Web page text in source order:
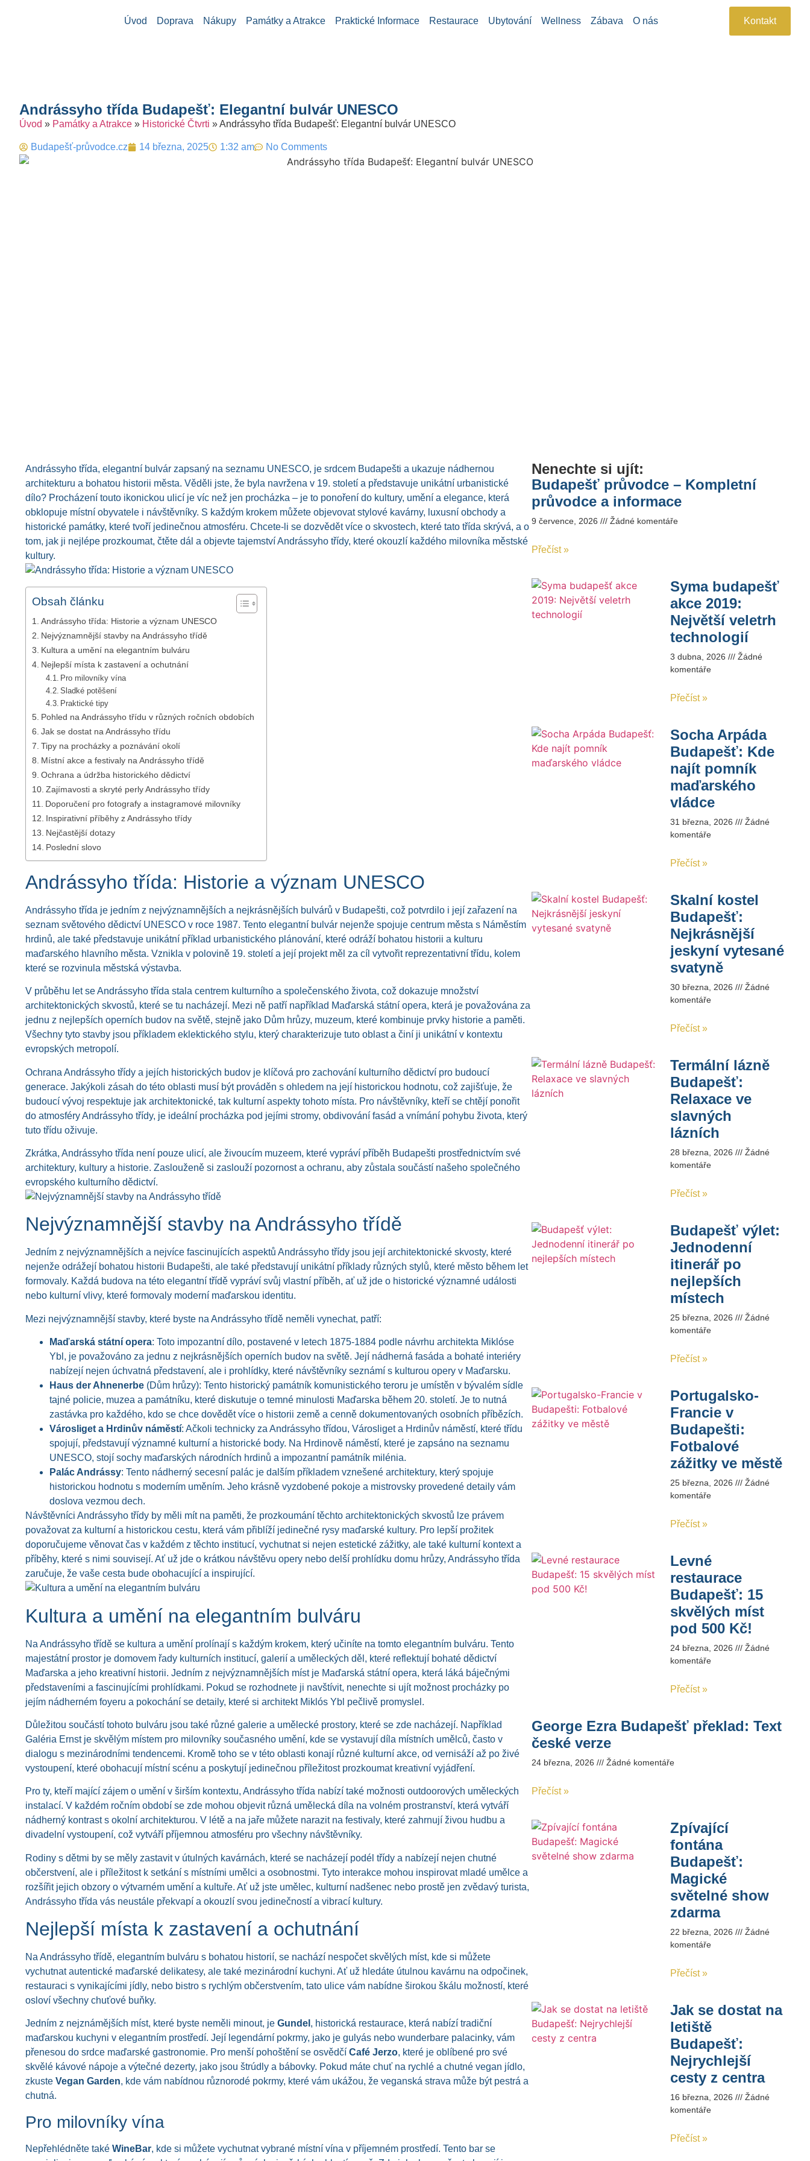
Úvod Doprava Nákupy Památky a Atrakce Praktické Informace Restaurace Ubytování Wellness Zábava O nás Kontakt
Andrássyho třída Budapešť: Elegantní bulvár UNESCO
Úvod » Památky a Atrakce » Historické Čtvrti »Andrássyho třída Budapešť: Elegantní bulvár UNESCO
Budapešť-průvodce.cz 14 března, 2025 1:32 am No Comments
Andrássyho třída, elegantní bulvár zapsaný na seznamu UNESCO, je srdcem Budapešti a ukazuje nádhernou
architekturu a bohatou historii města. Věděli jste, že byla navržena v 19. století a představuje unikátní urbanistické
dílo? Procházení touto ikonickou ulicí je víc než jen procházka – je to ponoření do kultury, umění a elegance, která
obklopuje místní obyvatele i návštěvníky. S každým krokem můžete objevovat stylové kavárny, luxusní obchody a
historické památky, které tvoří jedinečnou atmosféru. Chcete-li se dozvědět více o skvostech, které tato třída skrývá, a o
tom, jak ji nejlépe prozkoumat, čtěte dál a objevte tajemství Andrássyho třídy, které okouzlí každého milovníka městské
kultury.
Obsah článku
Andrássyho třída: Historie a význam UNESCO
Nejvýznamnější stavby na Andrássyho třídě
Kultura a umění na elegantním bulváru
Nejlepší místa k zastavení a ochutnání
Pro milovníky vína
Sladké potěšení
Praktické tipy
Pohled na Andrássyho třídu v různých ročních obdobích
Jak se dostat na Andrássyho třídu
Tipy na procházky a poznávání okolí
Místní akce a festivaly na Andrássyho třídě
Ochrana a údržba historického dědictví
Zajímavosti a skryté perly Andrássyho třídy
Doporučení pro fotografy a instagramové milovníky
Inspirativní příběhy z Andrássyho třídy
Nejčastější dotazy
Poslední slovo
Andrássyho třída: Historie a význam UNESCO
Andrássyho třída je jedním z nejvýznamnějších a nejkrásnějších bulvárů v Budapešti, což potvrdilo i její zařazení na
seznam světového dědictví UNESCO v roce 1987. Tento elegantní bulvár nejenže spojuje centrum města s Náměstím
hrdinů, ale také představuje unikátní příklad urbanistického plánování, které odráží bohatou historii a kulturu
maďarského hlavního města. Vznikla v polovině 19. století a její projekt měl za cíl vytvořit reprezentativní třídu, kolem
které se rozvinula městská výstavba.
V průběhu let se Andrássyho třída stala centrem kulturního a společenského života, což dokazuje množství
architektonických skvostů, které se tu nacházejí. Mezi ně patří například Maďarská státní opera, která je považována za
jednu z nejlepších operních budov na světě, stejně jako Dům hrůzy, muzeum, které kombinuje prvky historie a paměti.
Všechny tyto stavby jsou příkladem eklektického stylu, který charakterizuje tuto oblast a činí ji unikátní v kontextu
evropských metropolí.
Ochrana Andrássyho třídy a jejích historických budov je klíčová pro zachování kulturního dědictví pro budoucí
generace. Jakýkoli zásah do této oblasti musí být prováděn s ohledem na její historickou hodnotu, což zajišťuje, že
budoucí vývoj respektuje jak architektonické, tak kulturní aspekty tohoto místa. Pro návštěvníky, kteří se chtějí ponořit
do atmosféry Andrássyho třídy, je ideální procházka pod jejími stromy, obdivování fasád a vnímání pohybu života, který
tuto třídu oživuje.
Zkrátka, Andrássyho třída není pouze ulicí, ale živoucím muzeem, které vypráví příběh Budapešti prostřednictvím své
architektury, kultury a historie. Zaslouženě si zaslouží pozornost a ochranu, aby zůstala součástí našeho společného
evropského kulturního dědictví.
Nejvýznamnější stavby na Andrássyho třídě
Jedním z nejvýznamnějších a nejvíce fascinujících aspektů Andrássyho třídy jsou její architektonické skvosty, které
nejenže odrážejí bohatou historii Budapešti, ale také představují unikátní příklady různých stylů, které město během let
formovaly. Každá budova na této elegantní třídě vypráví svůj vlastní příběh, ať už jde o historické významné události
nebo kulturní vlivy, které formovaly moderní maďarskou identitu.
Mezi nejvýznamnější stavby, které byste na Andrássyho třídě neměli vynechat, patří:
Maďarská státní opera: Toto impozantní dílo, postavené v letech 1875-1884 podle návrhu architekta Miklóse
Ybl, je považováno za jednu z nejkrásnějších operních budov na světě. Její nádherná fasáda a bohaté interiéry
nabízejí nejen úchvatná představení, ale i prohlídky, které návštěvníky seznámí s kulturou opery v Maďarsku.
Haus der Ahnenerbe (Dům hrůzy): Tento historický památník komunistického teroru je umístěn v bývalém sídle
tajné policie, muzea a památníku, které diskutuje o temné minulosti Maďarska během 20. století. Je to nutná
zastávka pro každého, kdo se chce dovědět více o historii země a cenně dokumentovaných osobních příbězích.
Városliget a Hrdinův náměstí: Ačkoli technicky za Andrássyho třídou, Városliget a Hrdinův náměstí, které třídu
spojují, představují významné kulturní a historické body. Na Hrdinově náměstí, které je zapsáno na seznamu
UNESCO, stojí sochy maďarských národních hrdinů a impozantní památník milénia.
Palác Andrássy: Tento nádherný secesní palác je dalším příkladem vznešené architektury, který spojuje
historickou hodnotu s moderním uměním. Jeho krásně vyzdobené pokoje a mistrovsky provedené detaily vám
doslova vezmou dech.
Návštěvníci Andrássyho třídy by měli mít na paměti, že prozkoumání těchto architektonických skvostů lze právem
považovat za kulturní a historickou cestu, která vám přiblíží jedinečné rysy maďarské kultury. Pro lepší prožitek
doporučujeme věnovat čas v každém z těchto institucí, vychutnat si nejen estetické zážitky, ale také kulturní kontext a
příběhy, které s nimi souvisejí. Ať už jde o krátkou návštěvu opery nebo delší prohlídku domu hrůzy, Andrássyho třída
zaručuje, že vaše cesta bude obohacující a inspirující.
Kultura a umění na elegantním bulváru
Na Andrássyho třídě se kultura a umění prolínají s každým krokem, který učiníte na tomto elegantním bulváru. Tento
majestátní prostor je domovem řady kulturních institucí, galerií a uměleckých děl, které reflektují bohaté dědictví
Maďarska a jeho kreativní historii. Jedním z nejvýznamnějších míst je Maďarská státní opera, která láká báječnými
představeními a fascinujícími prohlídkami. Pokud se rozhodnete ji navštívit, nenechte si ujít možnost procházky po
jejím nádherném foyeru a pokochání se detaily, které si architekt Miklós Ybl pečlivě promyslel.
Důležitou součástí tohoto bulváru jsou také různé galerie a umělecké prostory, které se zde nacházejí. Například
Galéria Ernst je skvělým místem pro milovníky současného umění, kde se vystavují díla místních umělců, často v
dialogu s mezinárodními tendencemi. Kromě toho se v této oblasti konají různé kulturní akce, od vernisáží až po živé
vystoupení, které obohacují místní scénu a poskytují jedinečnou příležitost prozkoumat kreativní vyjádření.
Pro ty, kteří mající zájem o umění v širším kontextu, Andrássyho třída nabízí také možnosti outdoorových uměleckých
instalací. V každém ročním období se zde mohou objevit různá umělecká díla na volném prostranství, která vytváří
nádherný kontrast s okolní architekturou. V létě a na jaře můžete narazit na festivaly, které zahrnují živou hudbu a
divadelní vystoupení, což vytváří příjemnou atmosféru pro všechny návštěvníky.
Rodiny s dětmi by se měly zastavit v útulných kavárnách, které se nacházejí podél třídy a nabízejí nejen chutné
občerstvení, ale i příležitost k setkání s místními umělci a osobnostmi. Tyto interakce mohou inspirovat mladé umělce a
rozšířit jejich obzory o výtvarném umění a kultuře. Ať už jste umělec, kulturní nadšenec nebo prostě jen zvědavý turista,
Andrássyho třída vás neustále překvapí a okouzlí svou jedinečností a vibrací kultury.
Nejlepší místa k zastavení a ochutnání
Na Andrássyho třídě, elegantním bulváru s bohatou historií, se nachází nespočet skvělých míst, kde si můžete
vychutnat autentické maďarské delikatesy, ale také mezinárodní kuchyni. Ať už hledáte útulnou kavárnu na odpočinek,
restauraci s vynikajícími jídly, nebo bistro s rychlým občerstvením, tato ulice vám nabídne širokou škálu možností, které
osloví všechny chuťové buňky.
Jedním z nejznámějších míst, které byste neměli minout, je Gundel , historická restaurace, která nabízí tradiční
maďarskou kuchyni v elegantním prostředí. Její legendární pokrmy, jako je gulyás nebo wunderbare palacinky, vám
přenesou do srdce maďarské gastronomie. Pro menší pohoštění se osvědčí Café Jerzo, které je oblíbené pro své
skvělé kávové nápoje a výtečné dezerty, jako jsou štrúdly a bábovky. Pokud máte chuť na rychlé a chutné vegan jídlo,
zkuste Vegan Garden, kde vám nabídnou různorodé pokrmy, které vám ukážou, že veganská strava může být pestrá a
chutná.
Pro milovníky vína
Nepřehlédněte také WineBar, kde si můžete vychutnat vybrané místní vína v příjemném prostředí. Tento bar se
Nenechte si ujít:
Budapešť průvodce – Kompletní
průvodce a informace
9 července, 2026 Žádné komentáře
Přečíst »
Syma budapešť
akce 2019:
Největší veletrh
technologií
3 dubna, 2026
Žádné
komentáře
Přečíst »
Socha Arpáda
Budapešť: Kde
najít pomník
maďarského
vládce
31 března, 2026
Žádné
komentáře
Přečíst »
Skalní kostel
Budapešť:
Nejkrásnější
jeskyní vytesané
svatyně
30 března, 2026
Žádné
komentáře
Přečíst »
Termální lázně
Budapešť:
Relaxace ve
slavných
lázních
28 března, 2026
Žádné
komentáře
Přečíst »
Budapešť výlet:
Jednodenní
itinerář po
nejlepších
místech
25 března, 2026
Žádné
komentáře
Přečíst »
Portugalsko-
Francie v
Budapešti:
Fotbalové
zážitky ve městě
25 března, 2026
Žádné
komentáře
Přečíst »
Levné
restaurace
Budapešť: 15
skvělých míst
pod 500 Kč!
24 března, 2026
Žádné
komentáře
Přečíst »
George Ezra Budapešť překlad: Text
české verze
24 března, 2026 Žádné komentáře
Přečíst »
Zpívající
fontána
Budapešť:
Magické
světelné show
zdarma
22 března, 2026
Žádné
komentáře
Přečíst »
Jak se dostat na
letiště
Budapešť:
Nejrychlejší
cesty z centra
16 března, 2026
Žádné
komentáře
Přečíst »